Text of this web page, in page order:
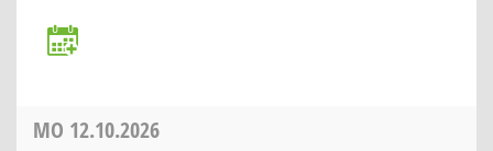
MO 12.10.2026